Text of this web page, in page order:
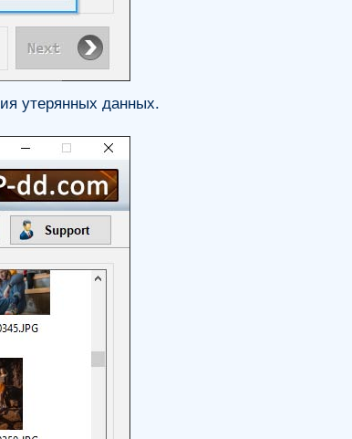
утерянных данных.